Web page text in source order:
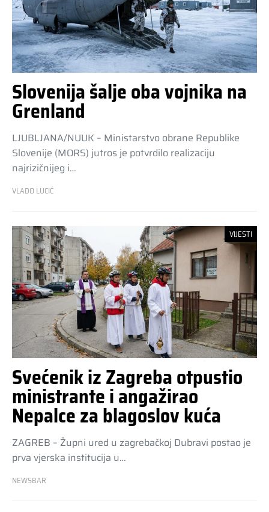
Slovenija šalje oba vojnika na
Grenland
LJUBLJANA/NUUK – Ministarstvo obrane Republike
Slovenije (MORS) jutros je potvrdilo realizaciju
najrizičnijeg i…
VLADO LUCIĆ
VIJESTI
Svećenik iz Zagreba otpustio
ministrante i angažirao
Nepalce za blagoslov kuća
ZAGREB – Župni ured u zagrebačkoj Dubravi postao je
prva vjerska institucija u…
NEWSBAR